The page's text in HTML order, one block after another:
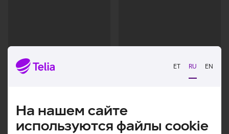
ET RU EN
На нашем сайте
используются файлы cookie
Загрузка
данных